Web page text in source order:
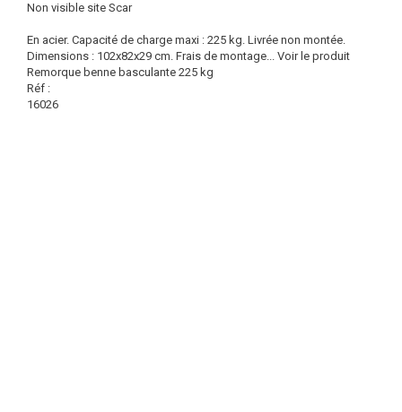
Non visible site Scar
En acier. Capacité de charge maxi : 225 kg. Livrée non montée.
Dimensions : 102x82x29 cm. Frais de montage... Voir le produit
Remorque benne basculante 225 kg
Réf :
16026